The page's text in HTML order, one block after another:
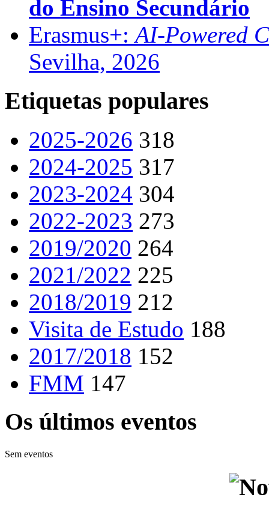
do Ensino Secundário
Erasmus+:AI-Powered
Sevilha, 2026
Etiquetas populares
2025-2026 318
2024-2025 317
2023-2024 304
2022-2023 273
2019/2020 264
2021/2022 225
2018/2019 212
Visita de Estudo 188
2017/2018 152
FMM 147
Os últimos eventos
Sem eventos